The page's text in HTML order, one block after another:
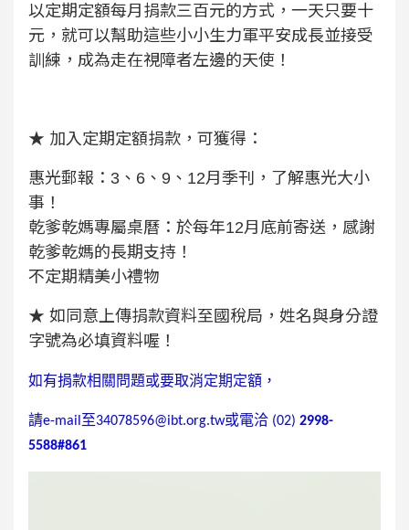
以定期定額每月捐款三百元的方式，一天只要十
元，就可以幫助這些小小生力軍平安成長並接受
訓練，成為走在視障者左邊的天使！
★ 加入定期定額捐款，可獲得：
惠光郵報：3、6、9、12月季刊，了解惠光大小
事！
乾爹乾媽專屬桌曆：於每年12月底前寄送，感謝
乾爹乾媽的長期支持！
不定期精美小禮物
★ 如同意上傳捐款資料至國稅局，姓名與身分證
字號為必填資料喔！
如有捐款相關問題或要取消定期定額，
請e-mail 至34078596@ibt.org.tw或電洽 (02) 2998-
5588#861